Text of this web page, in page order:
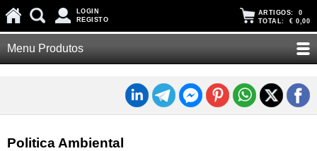
LOGIN
REGISTO
ARTIGOS: 0
TOTAL: € 0,00
Menu Produtos
Politica Ambiental